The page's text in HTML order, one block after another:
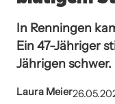
In Renningen
Ein 47-Jähriger
Jährigen
Laura Meier